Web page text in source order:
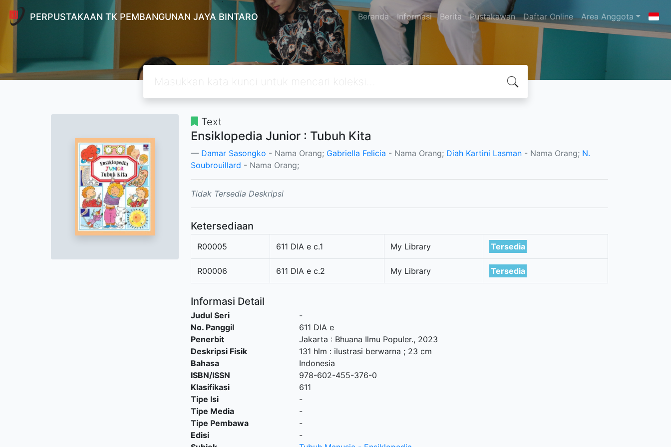
PERPUSTAKAAN TK PEMBANGUNAN JAYA BINTARO Beranda Informasi Berita Pustakawan Daftar Online Area Anggota
Text
Ensiklopedia Junior : Tubuh Kita
Damar Sasongko - Nama Orang; Gabriella Felicia - Nama Orang; Diah Kartini Lasman - Nama Orang; N.
Soubrouillard - Nama Orang;
Tidak Tersedia Deskripsi
Ketersediaan
R00005 611 DIA e c.1 My Library Tersedia
R00006 611 DIA e c.2 My Library Tersedia
Informasi Detail
Judul Seri
-
No. Panggil
611 DIA e
Penerbit
Jakarta : Bhuana Ilmu Populer., 2023
Deskripsi Fisik
131 hlm : ilustrasi berwarna ; 23 cm
Bahasa
Indonesia
ISBN/ISSN
978-602-455-376-0
Klasifikasi
611
Tipe Isi
-
Tipe Media
-
Tipe Pembawa
-
Edisi
-